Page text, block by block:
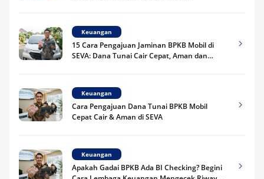
Keuangan
15 Cara Pengajuan Jaminan BPKB Mobil di
SEVA: Dana Tunai Cair Cepat, Aman dan
Keuangan
Cara Pengajuan Dana Tunai BPKB Mobil
Cepat Cair & Aman di SEVA
Keuangan
Apakah Gadai BPKB Ada BI Checking? Begini